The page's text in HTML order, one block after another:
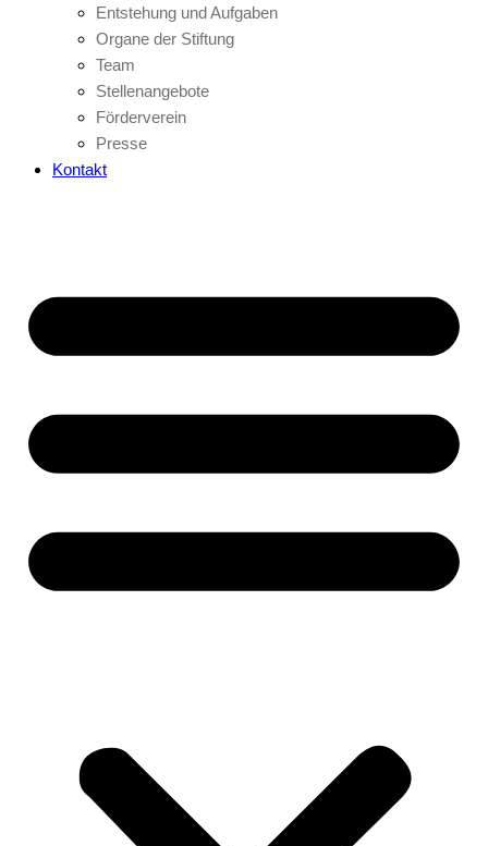
Entstehung und Aufgaben
Organe der Stiftung
Team
Stellenangebote
Förderverein
Presse
Kontakt